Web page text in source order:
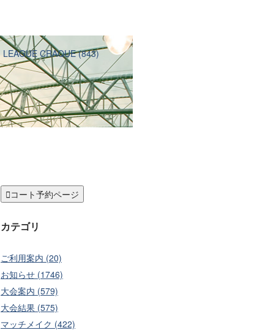
LEAGUE CRAQUE (843)
コート予約ページ
カテゴリ
ご利用案内 (20)
お知らせ (1746)
大会案内 (579)
大会結果 (575)
マッチメイク (422)